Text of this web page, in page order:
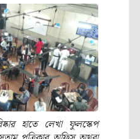
হাতে লেখা ফুলস্কেপ